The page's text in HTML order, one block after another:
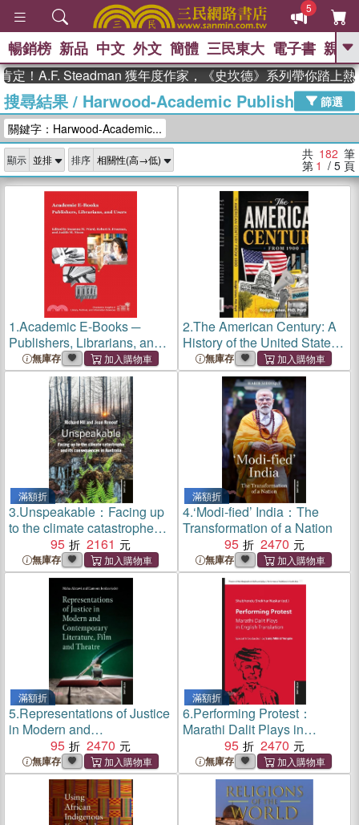
5
GO
熱搜： 東野圭吾 、 高希均教授回憶錄
、 The Odyssey 、 父親節 、 如果歷
史是一群喵
獎 臺灣漫遊錄 、 方念華 、 台灣的李
登輝時代
數學女孩：黎曼猜想 、
偉大的迷走神經
暢銷榜 新品 中文 外文 簡體 三民東大 電子書 親子
Steadman 獲年度作家，《史坎德》系列帶你踏上熱血奇
搜尋結果/ Harwood-Academic Publishers 篩選
關鍵字：Harwood-Academic...
顯示 排序 共 182 筆
第 1 / 5 頁
1.Academic E-Books ─
Publishers, Librarians, and
Users無庫存
2.The American Century: A
History of the United States
from 1900 to the Pandemic
無庫存
滿額折
3.Unspeakable：Facing up
to the climate catastrophe
and its consequences in
Australia
95 2161
無庫存
滿額折
4.‘Modi-fied’ India：The
Transformation of a Nation
95
2470
無庫存
滿額折
5.Representations of Justice
in Modern and
Contemporary Literature,
Film and Theatre
95 2470
無庫存
滿額折
6.Performing Protest：
Marathi Dalit Plays in
English Translation
95 2470
無庫存